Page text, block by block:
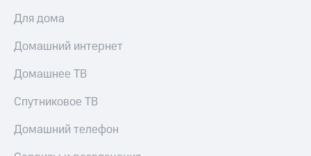
Для дома
Домашний интернет
Домашнее ТВ
Спутниковое ТВ
Домашний телефон